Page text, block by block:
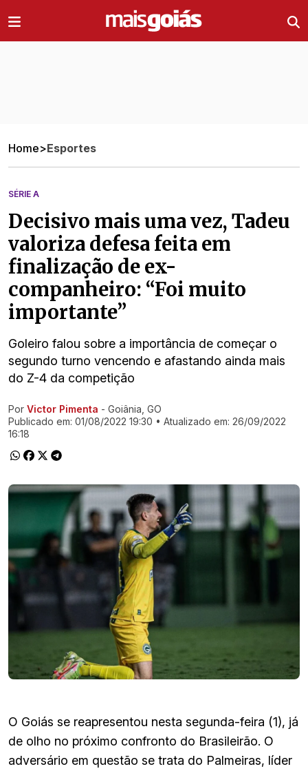
Home>Esportes
SÉRIE A
Decisivo mais uma vez, Tadeu
valoriza defesa feita em
finalização de ex-
companheiro: “Foi muito
importante”
Goleiro falou sobre a importância de começar o
segundo turno vencendo e afastando ainda mais
do Z-4 da competição
Ir direto pra matéria
Por Victor Pimenta - Goiânia, GO
Publicado em: 01/08/2022 19:30 • Atualizado em: 26/09/2022
16:18
O Goiás se reapresentou nesta segunda-feira (1), já
de olho no próximo confronto do Brasileirão. O
adversário em questão se trata do Palmeiras, líder